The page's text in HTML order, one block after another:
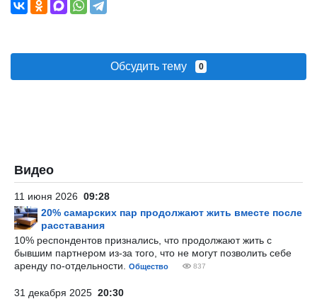
Обсудить тему 0
Видео
11 июня 2026 09:28
20% самарских пар продолжают жить вместе после
расставания
10% респондентов признались, что продолжают жить с
бывшим партнером из-за того, что не могут позволить себе
аренду по-отдельности.
Общество 837
31 декабря 2025 20:30